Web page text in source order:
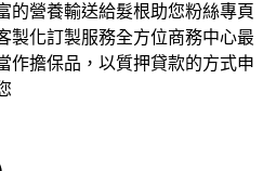
的營養輸送給髮根助您粉絲專頁
製化訂製服務全方位商務中心最
作擔保品，以質押貸款的方式申